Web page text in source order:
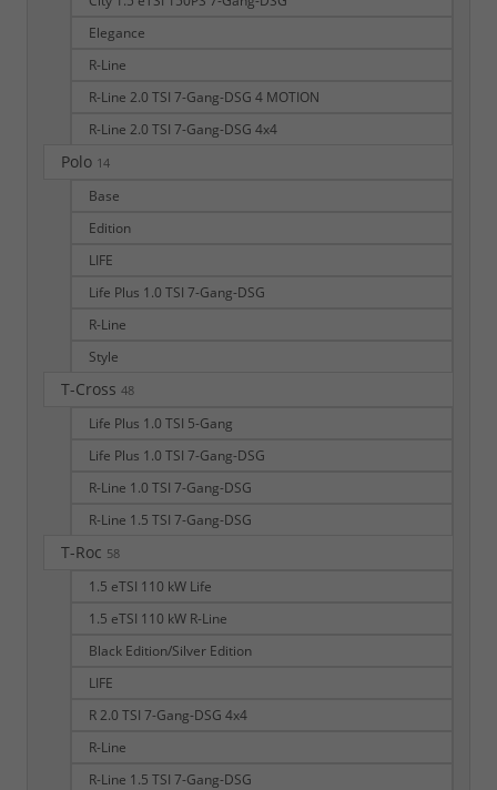
Elegance
R-Line
R-Line 2.0 TSI 7-Gang-DSG 4 MOTION
R-Line 2.0 TSI 7-Gang-DSG 4x4
Polo 14
Base
Edition
LIFE
Life Plus 1.0 TSI 7-Gang-DSG
R-Line
Style
T-Cross 48
Life Plus 1.0 TSI 5-Gang
Life Plus 1.0 TSI 7-Gang-DSG
R-Line 1.0 TSI 7-Gang-DSG
R-Line 1.5 TSI 7-Gang-DSG
T-Roc 58
1.5 eTSI 110 kW Life
1.5 eTSI 110 kW R-Line
Black Edition/Silver Edition
LIFE
R 2.0 TSI 7-Gang-DSG 4x4
R-Line
R-Line 1.5 TSI 7-Gang-DSG